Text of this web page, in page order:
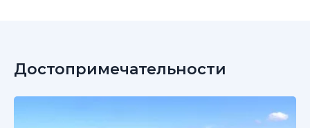
Достопримечательности